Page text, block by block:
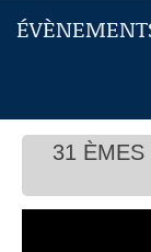
EN DIRECT
RECHERCHE
AIDE À LA
DE VIDÉOS
31 ÈMES